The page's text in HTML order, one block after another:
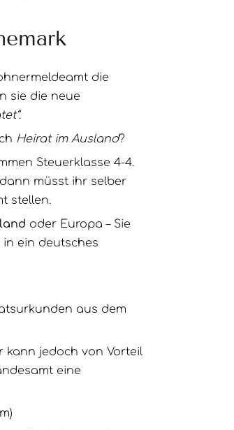
die
sie die neue
.
Heirat im Ausland?
Steuerklasse 4-4.
müsst ihr selber
stellen.
oder Europa – Sie
ein deutsches
aus dem
kann jedoch von Vorteil
eine